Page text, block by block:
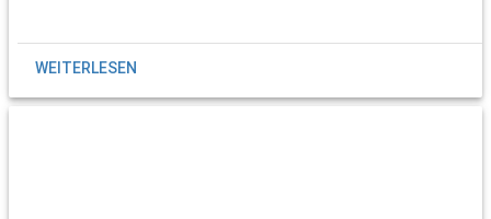
WEITERLESEN